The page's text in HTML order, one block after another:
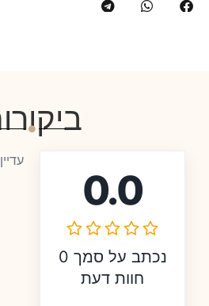
0.0
נכתב על סמך 0
חוות דעת